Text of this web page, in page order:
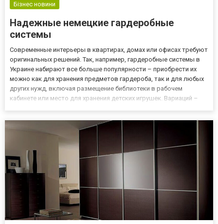
Бізнес новини
Надежные немецкие гардеробные
системы
Современные интерьеры в квартирах, домах или офисах требуют
оригинальных решений. Так, например, гардеробные системы в
Украине набирают все больше популярности – приобрести их
можно как для хранения предметов гардероба, так и для любых
других нужд, включая размещение библиотеки в рабочем
кабинете или место для хранения детских игрушек. Вариаций –